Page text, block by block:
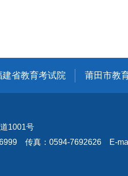
建省教育考试院 莆田市教
1001号
传真：0594-7692626 E-